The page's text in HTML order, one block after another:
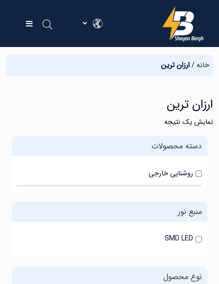
خانه/ارزان ترین
ارزان ترین
نمایش یک نتیجه
دسته محصولات
روشنایی خارجی
منبع نور
SMD LED
نوع محصول